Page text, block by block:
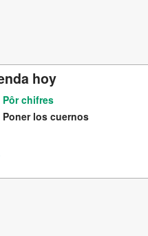
hoy
Pôr chifres
Poner los cuernos